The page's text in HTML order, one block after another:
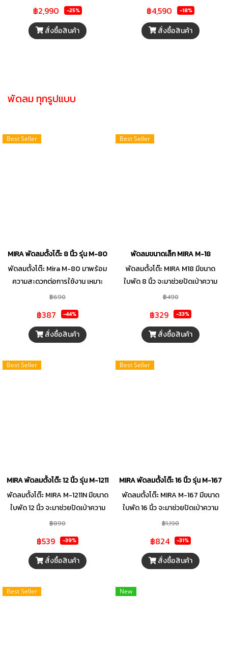
฿2,990 -25%
สั่งซื้อสินค้า
฿4,590 -18%
สั่งซื้อสินค้า
พัดลม ทุกรูปแบบ
Best Seller
MIRA พัดลมตั้งโต๊ะ 8 นิ้ว รุ่น M-80
พัดลมตั้งโต๊ะ Mira M-80 มาพร้อม
ความสะดวกต่อการใช้งาน เหมาะ
สำหรับการใช้งานภายในบ้าน ผลิต
ทนทานต่อการใช้งานในอากาศร้อน
อบอ้าวได้ดี พร้อมให้ความเย็นกับได้
ตลอดเวลา ใช้งานไม่ยุ่งยาก กระจาย
ประสิทธิภาพสูงเต็มเปี่ยมด้วย
฿690
฿387 -44%
สั่งซื้อสินค้า
Best Seller
พัดลมขนาดเล็ก MIRA M-18
พัดลมตั้งโต๊ะ MIRA M18 มีขนาด
ใบพัด 8 นิ้ว จะมาช่วยปัดเป่าความ
ร้อน ด้วยดีไซน์ที่เรียบง่าย สะดวกต่อ
ระดับที่เคยชิน ตัวพัดลมทำมาจาก
วัสดุคุณภาพดี มีความแข็งแรง
ทนทานต่อการใช้งานในอากาศร้อน
ตลอดเวลา ใช้งานไม่ยุ่งยาก โดย
฿490
฿329 -33%
สั่งซื้อสินค้า
Best Seller
MIRA พัดลมตั้งโต๊ะ 12 นิ้ว รุ่น M-1211
พัดลมตั้งโต๊ะ MIRA M-1211N มีขนาด
ใบพัด 12 นิ้ว จะมาช่วยปัดเป่าความ
ร้อน ด้วยดีไซน์ที่เรียบง่าย สะดวกต่อ
ภายในบ้าน มาพร้อมกับปุ่มกดปรับ
ระดับที่เคยชิน
฿890
฿539 -39%
สั่งซื้อสินค้า
Best Seller
MIRA พัดลมตั้งโต๊ะ 16 นิ้ว รุ่น M-167
พัดลมตั้งโต๊ะ MIRA M-167 มีขนาด
ใบพัด 16 นิ้ว จะมาช่วยปัดเป่าความ
ร้อน ด้วยดีไซน์ที่เรียบง่าย สะดวกต่อ
ภายในบ้าน
฿1,190
฿824 -31%
สั่งซื้อสินค้า
Best Seller New